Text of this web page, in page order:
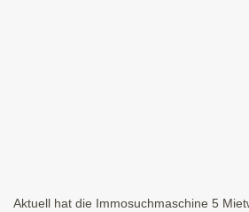
Aktuell hat die Immosuchmaschine 5